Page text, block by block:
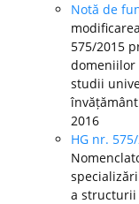
Notă de
575/2015
domeniilor
studii
2016
HG nr.
a